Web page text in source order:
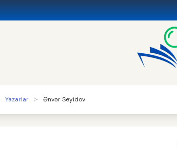
Yazarlar Ənvər Seyidov